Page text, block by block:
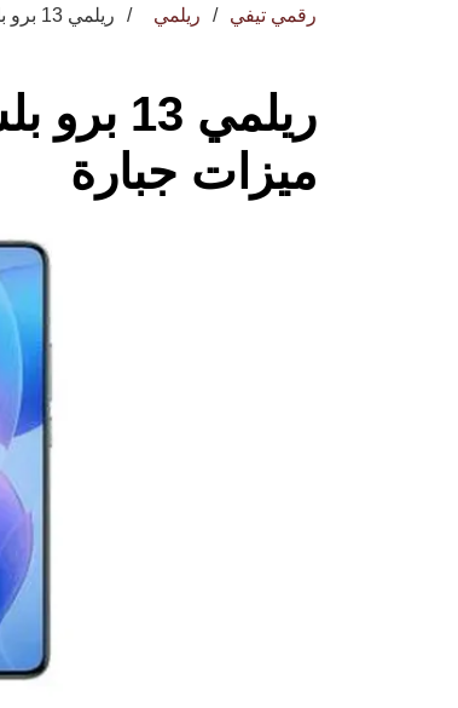
رقمي تيفي ريلمي ريلمي 13 برو بلس – +Realme 13 Pro ميزات جبارة
ميزات جبارة